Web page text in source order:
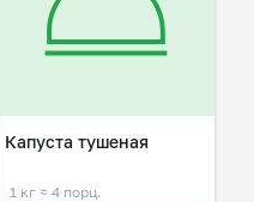
Капуста тушеная
1 кг ≈ 4 порц.